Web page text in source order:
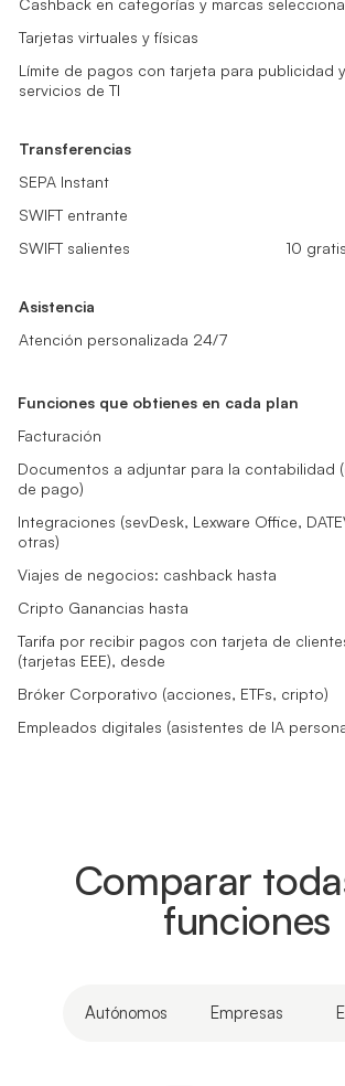
Tarjetas virtuales y físicas Gratis
Límite de pagos con tarjeta para publicidad y
SEPA Instant
Gratis
SWIFT entrante
SWIFT salientes
Atención personalizada 24/7
Tarjetas virtuales y físicas Gratis
Límite de pagos con tarjeta para publicidad y
SEPA Instant
Gratis
SWIFT entrante
SWIFT salientes
Atención personalizada 24/7
Cashback en categorías y marcas
Tarjetas virtuales y físicas
Límite de pagos con tarjeta para publicidad y
servicios de TI
Transferencias
SEPA Instant
SWIFT entrante
SWIFT salientes
10
Asistencia
Atención personalizada 24/7
Funciones que obtienes en cada plan
Facturación
Documentos a adjuntar para la contabilidad
de pago)
Integraciones (sevDesk, Lexware Office,
otras)
Viajes de negocios: cashback hasta
Cripto Ganancias hasta
Tarifa por recibir pagos con tarjeta de
(tarjetas EEE), desde
Bróker Corporativo (acciones, ETFs, cripto)
Empleados digitales (asistentes de IA
Comparar
funciones
Autónomos Empresas